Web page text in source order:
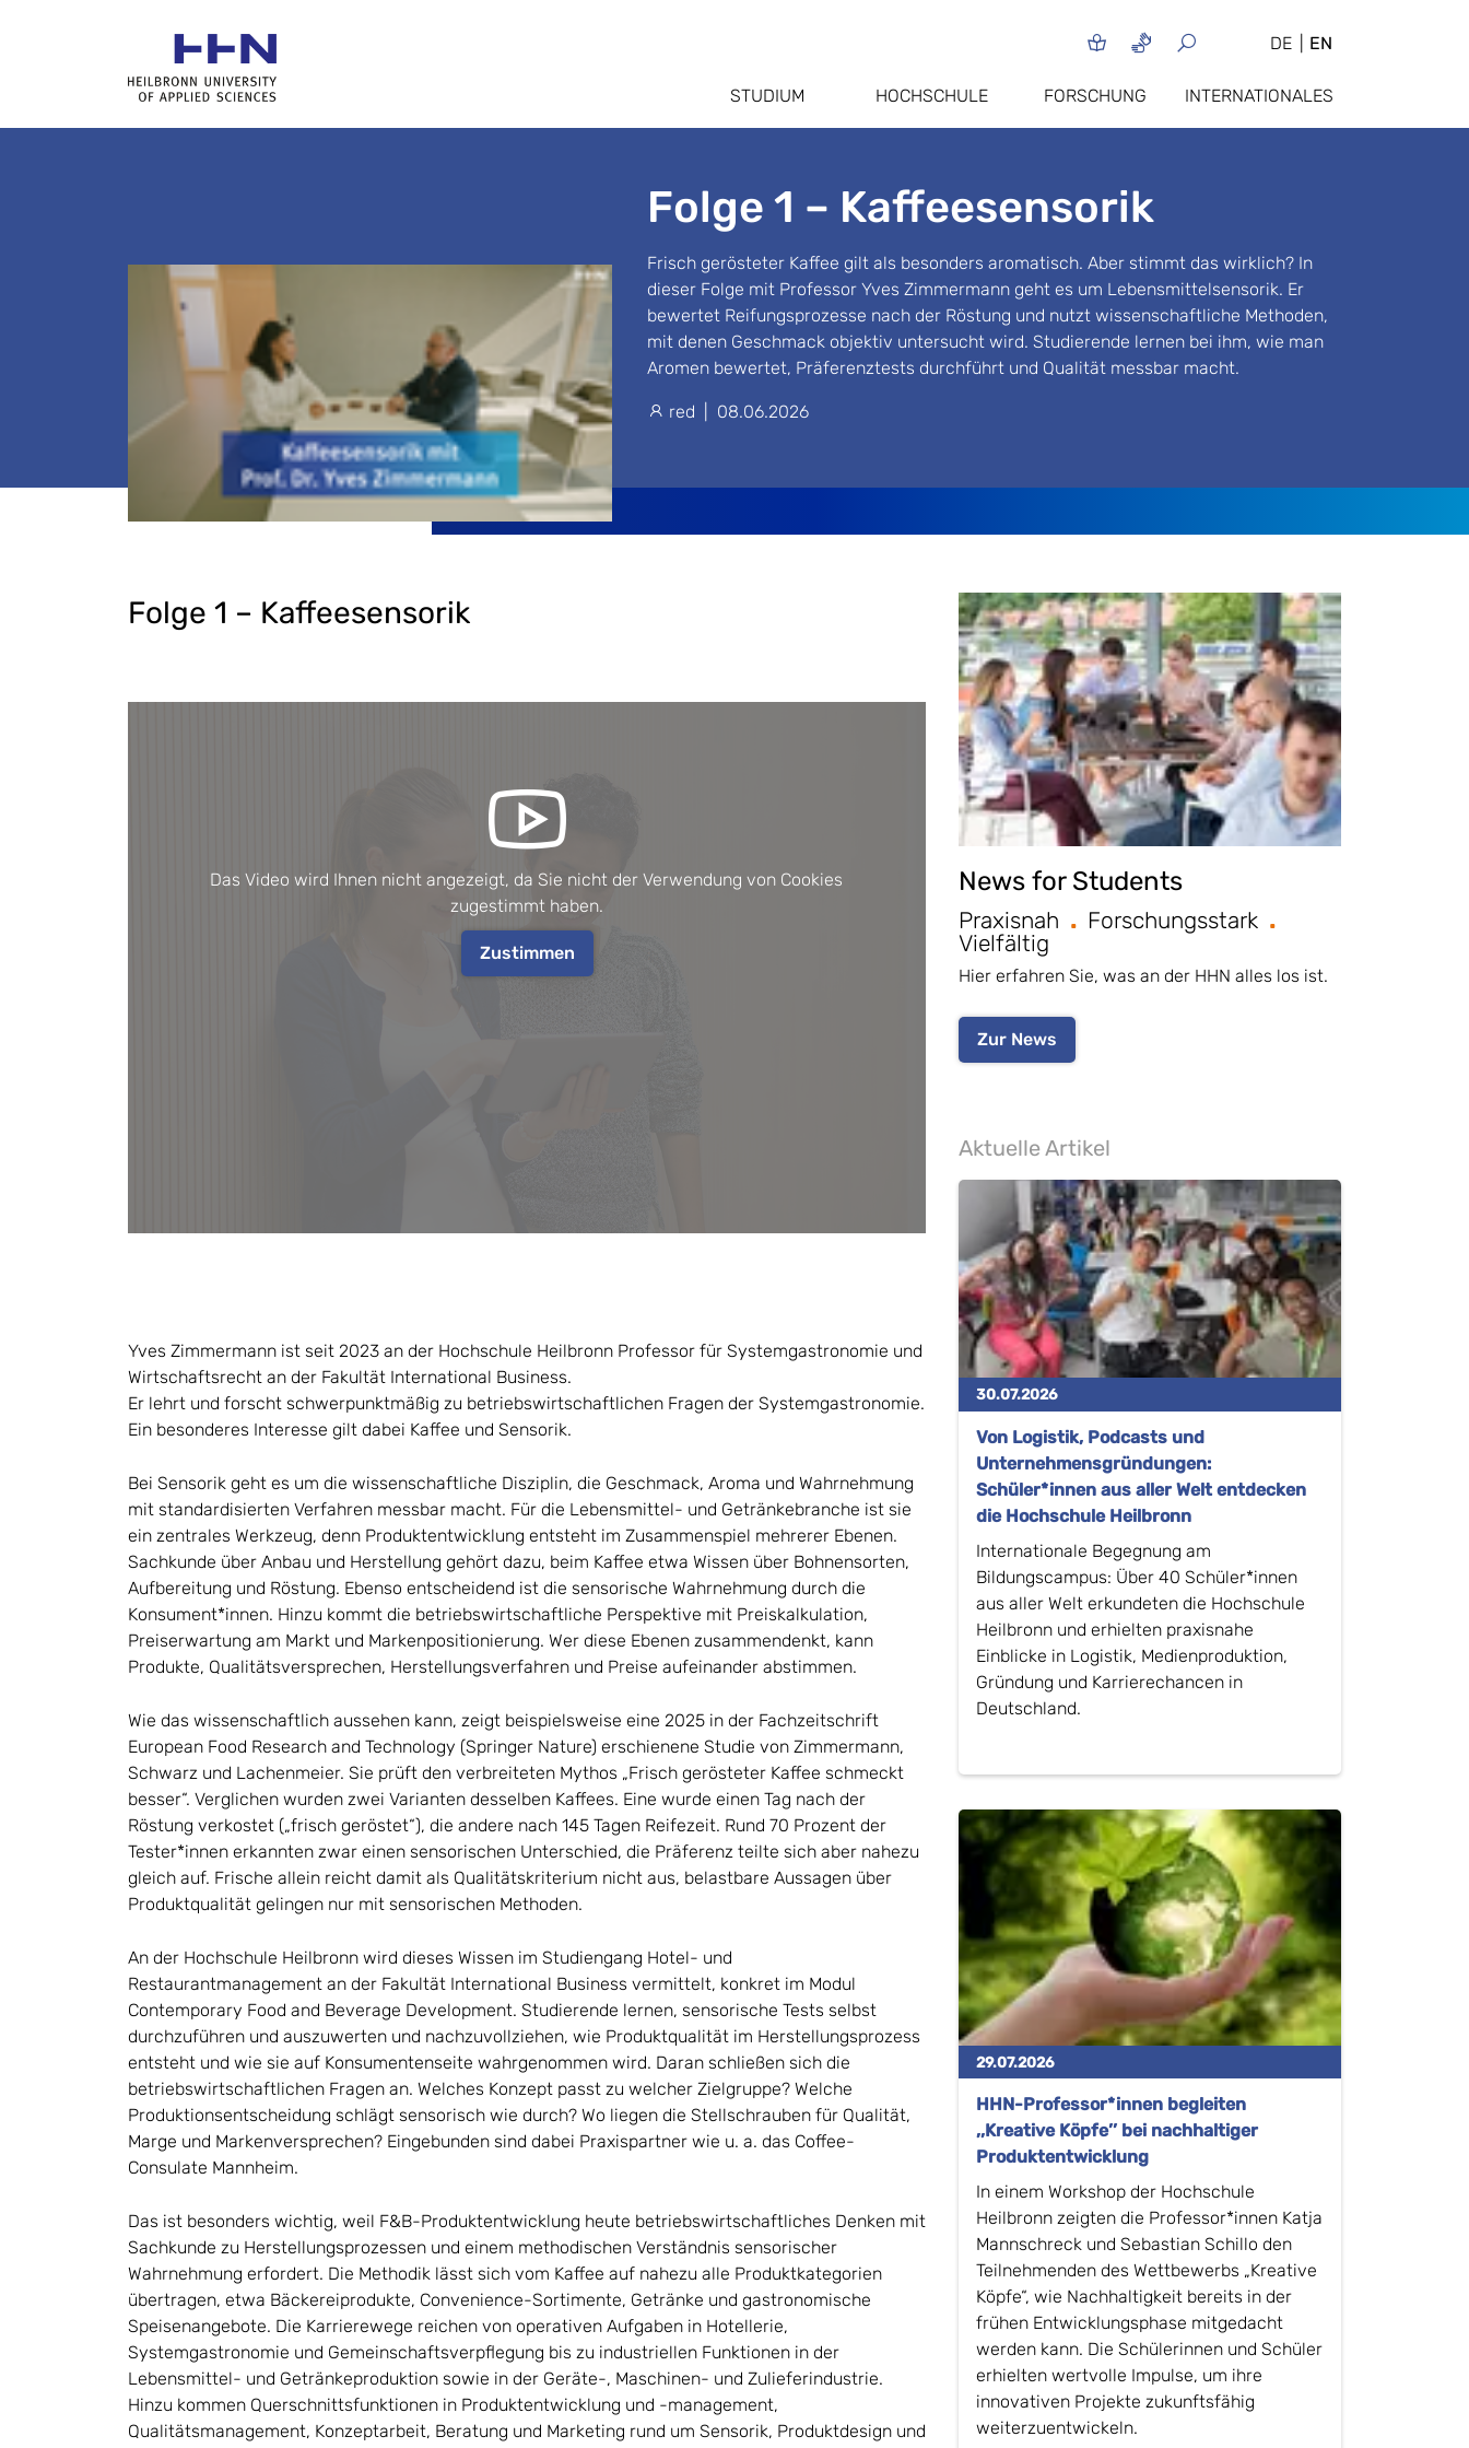
DE EN
STUDIUM HOCHSCHULE FORSCHUNG INTERNATIONALES
Folge 1 – Kaffeesensorik
Frisch gerösteter Kaffee gilt als besonders aromatisch. Aber stimmt das wirklich? In
dieser Folge mit Professor Yves Zimmermann geht es um Lebensmittelsensorik. Er
bewertet Reifungsprozesse nach der Röstung und nutzt wissenschaftliche Methoden,
mit denen Geschmack objektiv untersucht wird. Studierende lernen bei ihm, wie man
Aromen bewertet, Präferenztests durchführt und Qualität messbar macht.
red 08.06.2026
Folge 1 – Kaffeesensorik
Das Video wird Ihnen nicht angezeigt, da Sie nicht der Verwendung von Cookies
zugestimmt haben.
Zustimmen
Yves Zimmermann ist seit 2023 an der Hochschule Heilbronn Professor für Systemgastronomie und
Wirtschaftsrecht an der Fakultät International Business.
Er lehrt und forscht schwerpunktmäßig zu betriebswirtschaftlichen Fragen der Systemgastronomie.
Ein besonderes Interesse gilt dabei Kaffee und Sensorik.
Bei Sensorik geht es um die wissenschaftliche Disziplin, die Geschmack, Aroma und Wahrnehmung
mit standardisierten Verfahren messbar macht. Für die Lebensmittel- und Getränkebranche ist sie
ein zentrales Werkzeug, denn Produktentwicklung entsteht im Zusammenspiel mehrerer Ebenen.
Sachkunde über Anbau und Herstellung gehört dazu, beim Kaffee etwa Wissen über Bohnensorten,
Aufbereitung und Röstung. Ebenso entscheidend ist die sensorische Wahrnehmung durch die
Konsument*innen. Hinzu kommt die betriebswirtschaftliche Perspektive mit Preiskalkulation,
Preiserwartung am Markt und Markenpositionierung. Wer diese Ebenen zusammendenkt, kann
Produkte, Qualitätsversprechen, Herstellungsverfahren und Preise aufeinander abstimmen.
Wie das wissenschaftlich aussehen kann, zeigt beispielsweise eine 2025 in der Fachzeitschrift
European Food Research and Technology (Springer Nature) erschienene Studie von Zimmermann,
Schwarz und Lachenmeier. Sie prüft den verbreiteten Mythos „Frisch gerösteter Kaffee schmeckt
besser“. Verglichen wurden zwei Varianten desselben Kaffees. Eine wurde einen Tag nach der
Röstung verkostet („frisch geröstet“), die andere nach 145 Tagen Reifezeit. Rund 70 Prozent der
Tester*innen erkannten zwar einen sensorischen Unterschied, die Präferenz teilte sich aber nahezu
gleich auf. Frische allein reicht damit als Qualitätskriterium nicht aus, belastbare Aussagen über
Produktqualität gelingen nur mit sensorischen Methoden.
An der Hochschule Heilbronn wird dieses Wissen im Studiengang Hotel- und
Restaurantmanagement an der Fakultät International Business vermittelt, konkret im Modul
Contemporary Food and Beverage Development. Studierende lernen, sensorische Tests selbst
durchzuführen und auszuwerten und nachzuvollziehen, wie Produktqualität im Herstellungsprozess
entsteht und wie sie auf Konsumentenseite wahrgenommen wird. Daran schließen sich die
betriebswirtschaftlichen Fragen an. Welches Konzept passt zu welcher Zielgruppe? Welche
Produktionsentscheidung schlägt sensorisch wie durch? Wo liegen die Stellschrauben für Qualität,
Marge und Markenversprechen? Eingebunden sind dabei Praxispartner wie u. a. das Coffee-
Consulate Mannheim.
Das ist besonders wichtig, weil F&B-Produktentwicklung heute betriebswirtschaftliches Denken mit
Sachkunde zu Herstellungsprozessen und einem methodischen Verständnis sensorischer
Wahrnehmung erfordert. Die Methodik lässt sich vom Kaffee auf nahezu alle Produktkategorien
übertragen, etwa Bäckereiprodukte, Convenience-Sortimente, Getränke und gastronomische
Speisenangebote. Die Karrierewege reichen von operativen Aufgaben in Hotellerie,
Systemgastronomie und Gemeinschaftsverpflegung bis zu industriellen Funktionen in der
Lebensmittel- und Getränkeproduktion sowie in der Geräte-, Maschinen- und Zulieferindustrie.
Hinzu kommen Querschnittsfunktionen in Produktentwicklung und -management,
Qualitätsmanagement, Konzeptarbeit, Beratung und Marketing rund um Sensorik, Produktdesign und
News for Students
Praxisnah
Forschungsstark
Vielfältig
Hier erfahren Sie, was an der HHN alles los ist.
Zur News
Aktuelle Artikel
30.07.2026
Von Logistik, Podcasts und
Unternehmensgründungen:
Schüler*innen aus aller Welt entdecken
die Hochschule Heilbronn
Internationale Begegnung am
Bildungscampus: Über 40 Schüler*innen
aus aller Welt erkundeten die Hochschule
Heilbronn und erhielten praxisnahe
Einblicke in Logistik, Medienproduktion,
Gründung und Karrierechancen in
Deutschland.
29.07.2026
HHN-Professor*innen begleiten
,,Kreative Köpfe’’ bei nachhaltiger
Produktentwicklung
In einem Workshop der Hochschule
Heilbronn zeigten die Professor*innen Katja
Mannschreck und Sebastian Schillo den
Teilnehmenden des Wettbewerbs „Kreative
Köpfe“, wie Nachhaltigkeit bereits in der
frühen Entwicklungsphase mitgedacht
werden kann. Die Schülerinnen und Schüler
erhielten wertvolle Impulse, um ihre
innovativen Projekte zukunftsfähig
weiterzuentwickeln.